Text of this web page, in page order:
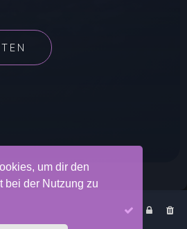
um dir den
bei der Nutzung zu